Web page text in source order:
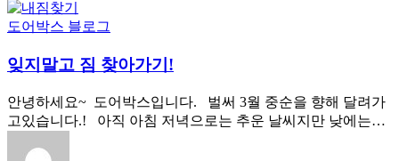
도어박스 블로그
잊지말고 짐 찾아가기!
안녕하세요~ 도어박스입니다. 벌써 3월 중순을 향해 달려가
고있습니다.! 아직 아침 저녁으로는 추운 날씨지만 낮에는…